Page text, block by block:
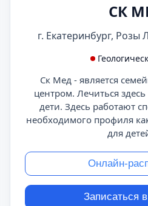
СК
г. Екатеринбург, Розы
Ск Мед - является
центром. Лечиться
дети. Здесь работают
необходимого профиля
для
Онлайн-
Записаться